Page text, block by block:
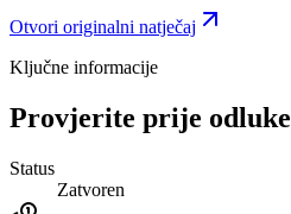
Otvori originalni natječaj
Ključne informacije
Provjerite prije odluke
Status
Zatvoren